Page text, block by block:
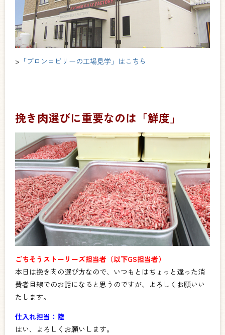
> 「ブロンコビリーの工場見学」はこちら
挽き肉選びに重要なのは「鮮度」
ごちそうストーリーズ担当者（以下GS担当者）
本日は挽き肉の選び方なので、いつもとはちょっと違った消
費者目線でのお話になると思うのですが、よろしくお願いい
たします。
仕入れ担当：陸
はい、よろしくお願いします。